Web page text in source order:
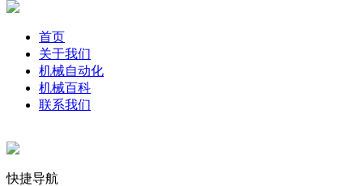
首页
关于我们
机械自动化
机械百科
联系我们
快捷导航